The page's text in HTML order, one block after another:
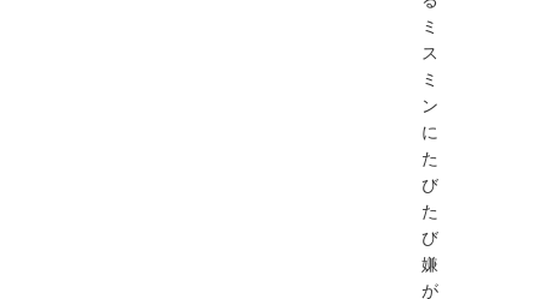
ミ
ス
ミ
ン
に
た
び
た
び
嫌
が